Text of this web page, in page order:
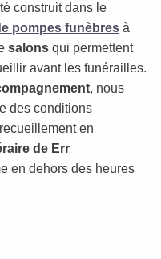
construit dans le
pompes funèbres à
salons qui permettent
avant les funérailles.
, nous
des conditions
en
de Err
en dehors des heures